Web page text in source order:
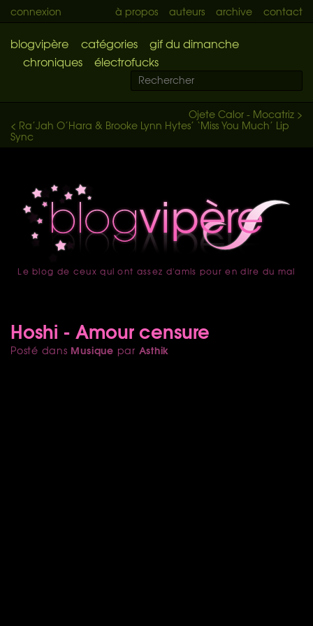
connexion à propos auteurs archive contact
blogvipère catégories
gif du dimanche
chroniques
électrofucks
Ojete Calor - Mocatriz >
< Ra’Jah O’Hara & Brooke Lynn Hytes’ ‘Miss You Much’ Lip
Sync
accueil
Le blog de ceux qui ont assez d'amis pour en dire du mal
Hoshi - Amour censure
Posté dans Musique par Asthik